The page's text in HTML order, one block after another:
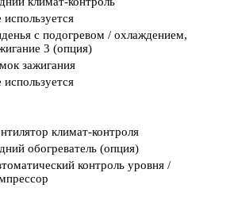
используется
с подогревом / охлаждением,
3 (опция)
зажигания
используется
климат-контроля
обогреватель (опция)
контроль уровня /